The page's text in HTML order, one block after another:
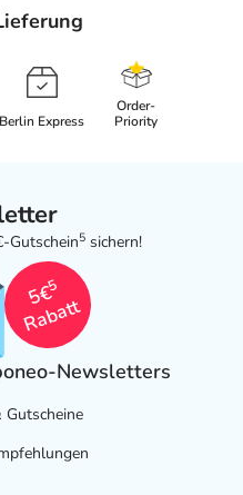
Berlin Express
Order-
Priority
Gutschein5 sichern!
5€
5
Rabatt
Newsletters
Gutscheine